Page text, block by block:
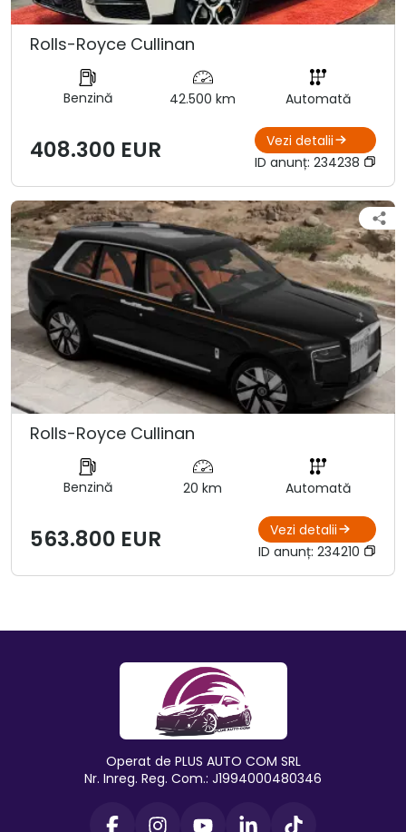
Contact
Rolls-Royce Cullinan
Benzină 42.500 km Automată
408.300 EUR
Vezi detalii
ID anunț: 234238
Rolls-Royce Cullinan
Benzină 20 km Automată
563.800 EUR
Vezi detalii
ID anunț: 234210
Operat de PLUS AUTO COM SRL
Nr. Inreg. Reg. Com.: J1994000480346